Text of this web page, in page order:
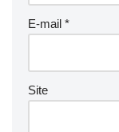
E-mail *
Site